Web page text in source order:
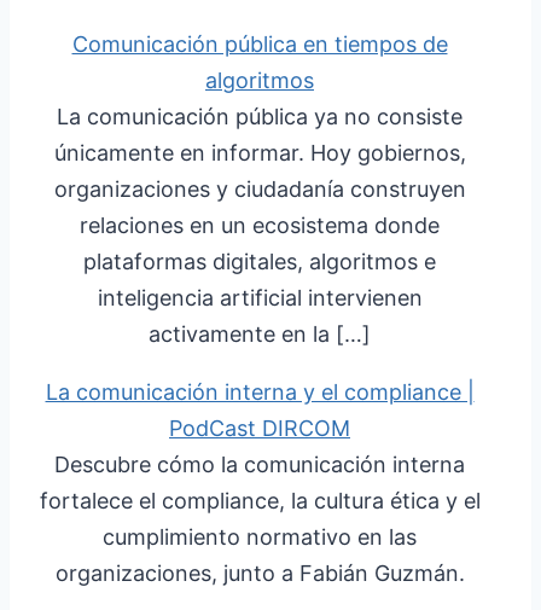
Comunicación pública en tiempos de
algoritmos
La comunicación pública ya no consiste
únicamente en informar. Hoy gobiernos,
organizaciones y ciudadanía construyen
relaciones en un ecosistema donde
plataformas digitales, algoritmos e
inteligencia artificial intervienen
activamente en la […]
La comunicación interna y el compliance |
PodCast DIRCOM
Descubre cómo la comunicación interna
fortalece el compliance, la cultura ética y el
cumplimiento normativo en las
organizaciones, junto a Fabián Guzmán.